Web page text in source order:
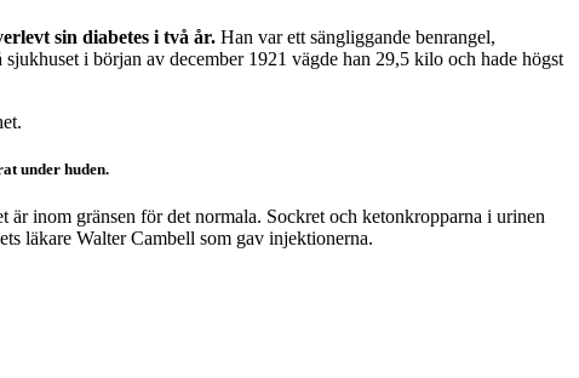
sin diabetes i två år. Han var ett sängliggande benrangel,
i början av december 1921 vägde han 29,5 kilo och hade högst
under huden.
inom gränsen för det normala. Sockret och ketonkropparna i urinen
läkare Walter Cambell som gav injektionerna.